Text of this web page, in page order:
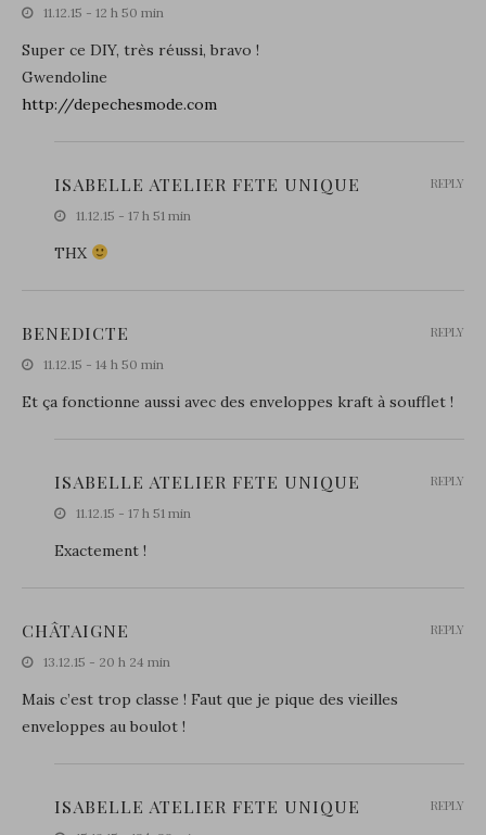
11.12.15 - 12 h 50 min
Super ce DIY, très réussi, bravo !
Gwendoline
http://depechesmode.com
ISABELLE ATELIER FETE UNIQUE
11.12.15 - 17 h 51 min
THX
REPLY
BENEDICTE
11.12.15 - 14 h 50 min
Et ça fonctionne aussi avec des enveloppes kraft à soufflet !
REPLY
ISABELLE ATELIER FETE UNIQUE
11.12.15 - 17 h 51 min
Exactement !
REPLY
CHÂTAIGNE
13.12.15 - 20 h 24 min
Mais c’est trop classe ! Faut que je pique des vieilles
enveloppes au boulot !
REPLY
ISABELLE ATELIER FETE UNIQUE REPLY